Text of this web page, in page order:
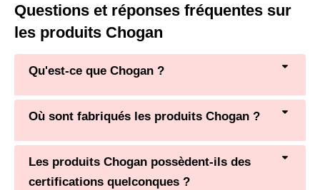
Questions et réponses fréquentes sur
les produits Chogan
Qu'est-ce que Chogan ?
Où sont fabriqués les produits Chogan ?
Les produits Chogan possèdent-ils des
certifications quelconques ?